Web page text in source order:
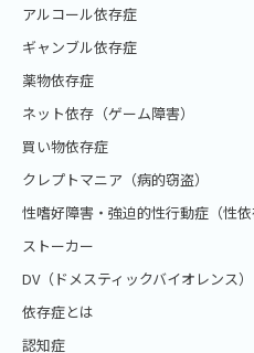
アルコール依存症
ギャンブル依存症
薬物依存症
ネット依存（ゲーム障害）
買い物依存症
クレプトマニア（病的窃盗）
性嗜好障害・強迫的性行動症（性依
ストーカー
DV（ドメスティックバイオレンス）
依存症とは
認知症